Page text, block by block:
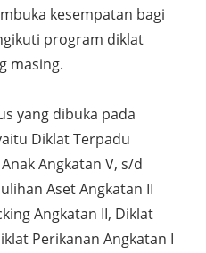
kesempatan bagi
program diklat
masing.
yang dibuka pada
Diklat Terpadu
Angkatan V, s/d
Aset Angkatan II
Angkatan II, Diklat
Perikanan Angkatan I